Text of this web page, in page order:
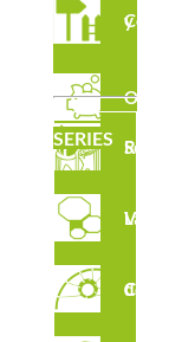
Complementos y vallados
Outlet
SERIES Serie Robinia
Laberintos Verticales
Circuito de Cuerdas